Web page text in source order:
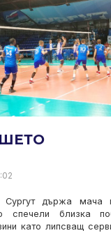
Сургут държа мача
спечели близка
като липсващ